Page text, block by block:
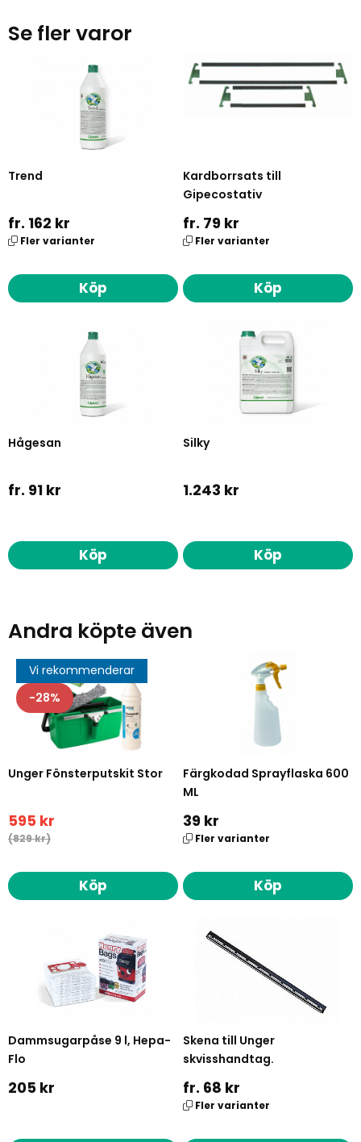
Se fler varor
Trend
fr. 162 kr
Fler varianter
Köp
Kardborrsats till
Gipecostativ
fr. 79 kr
Fler varianter
Köp
Hågesan
fr. 91 kr
Köp
Silky
1.243 kr
Köp
Andra köpte även
Vi rekommenderar
28
Unger Fönsterputskit Stor
595 kr
(829 kr)
Köp
Färgkodad Sprayflaska 600
ML
39 kr
Fler varianter
Köp
Dammsugarpåse 9 l, Hepa-
Flo
205 kr
Skena till Unger
skvisshandtag.
fr. 68 kr
Fler varianter